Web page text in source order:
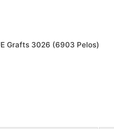
Grafts 3026 (6903 Pelos)